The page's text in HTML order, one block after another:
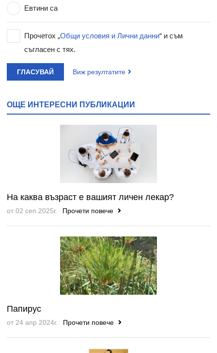
Евтини са
Прочетох „Общи условия и Лични данни“ и съм
съгласен с тях.
ГЛАСУВАЙ Виж резултатите
ОЩЕ ИНТЕРЕСНИ ПУБЛИКАЦИИ
На каква възраст е вашият личен лекар?
от 02 сеп 2025г. Прочети повече
Папирус
от 24 апр 2024г. Прочети повече